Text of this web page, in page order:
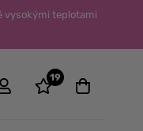
vysokými teplotami
19